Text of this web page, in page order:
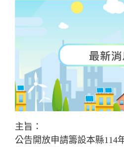
主旨：
公告開放申請籌設本縣114